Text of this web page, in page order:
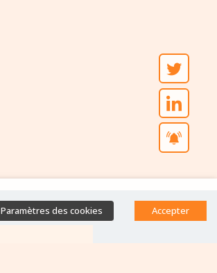
Paramètres des cookies Accepter